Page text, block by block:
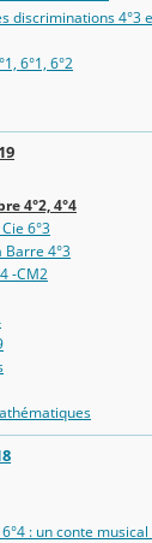
discriminations 4°3
6°1, 6°2
4°2, 4°4
6°3
Barre 4°3
-CM2
: un conte